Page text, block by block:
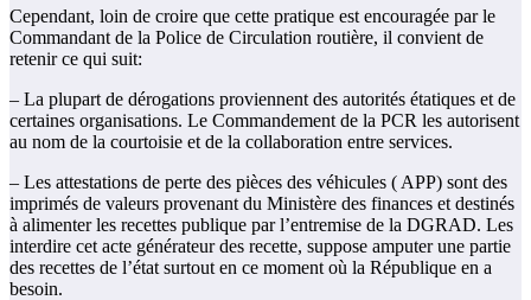
Cependant, loin de croire que cette pratique est encouragée par le
Commandant de la Police de Circulation routière, il convient de
retenir ce qui suit:
– La plupart de dérogations proviennent des autorités étatiques et de
certaines organisations. Le Commandement de la PCR les autorisent
au nom de la courtoisie et de la collaboration entre services.
– Les attestations de perte des pièces des véhicules ( APP) sont des
imprimés de valeurs provenant du Ministère des finances et destinés
à alimenter les recettes publique par l’entremise de la DGRAD. Les
interdire cet acte générateur des recette, suppose amputer une partie
des recettes de l’état surtout en ce moment où la République en a
besoin.